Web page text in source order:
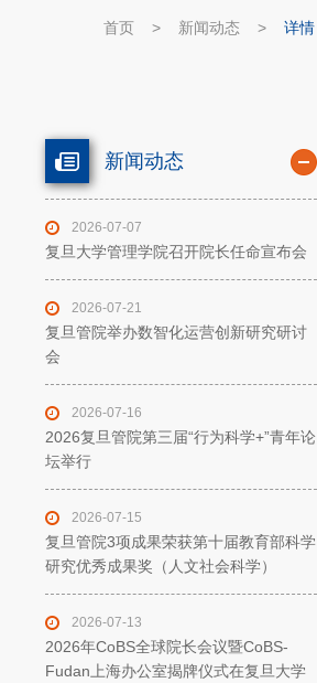
首页 > 新闻动态 > 详情
新闻动态
2026-07-07
复旦大学管理学院召开院长任命宣布会
2026-07-21
复旦管院举办数智化运营创新研究研讨
会
2026-07-16
2026复旦管院第三届“行为科学+”青年论
坛举行
2026-07-15
复旦管院3项成果荣获第十届教育部科学
研究优秀成果奖（人文社会科学）
2026-07-13
2026年CoBS全球院长会议暨CoBS-
Fudan上海办公室揭牌仪式在复旦大学